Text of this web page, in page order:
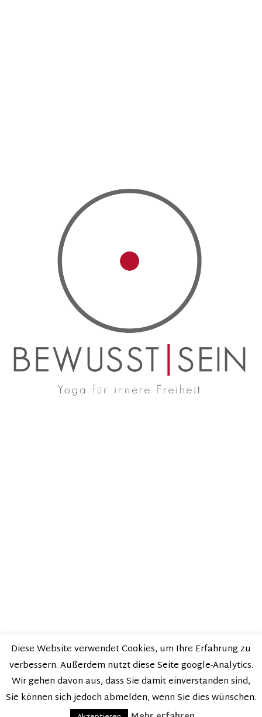
Datenschutz Impressum
(C) 2026 BEWUSST|SEIN
Diese Website verwendet Cookies, um Ihre Erfahrung zu
verbessern. Außerdem nutzt diese Seite google-Analytics.
Wir gehen davon aus, dass Sie damit einverstanden sind,
Sie können sich jedoch abmelden, wenn Sie dies wünschen.